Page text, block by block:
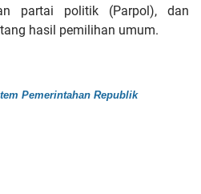
partai politik (Parpol), dan
hasil pemilihan umum.
Pemerintahan Republik